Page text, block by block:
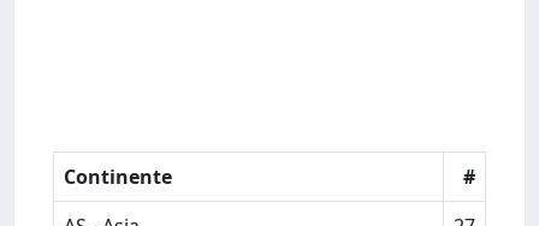
Continente
#